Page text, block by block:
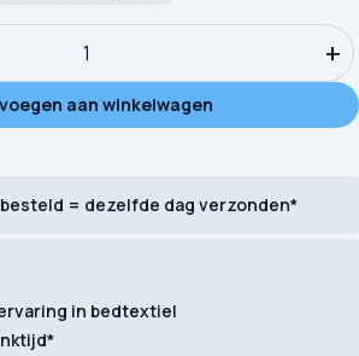
Good Morning Puk aantal
+
aan winkelwagen
besteld = dezelfde dag verzonden*
in bedtextiel